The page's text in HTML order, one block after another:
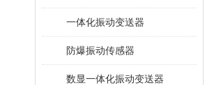
一体化振动变送器
防爆振动传感器
数显一体化振动变送器